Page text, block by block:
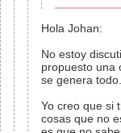
Hola Johan:
No estoy
propuesto una
se genera todo.
Yo creo que si
cosas que no